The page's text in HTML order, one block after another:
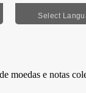
Select